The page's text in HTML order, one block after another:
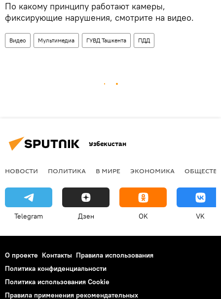
По какому принципу работают камеры,
фиксирующие нарушения, смотрите на видео.
Видео Мультимедиа ГУВД Ташкента ПДД
Узбекистан
НОВОСТИ ПОЛИТИКА В МИРЕ ЭКОНОМИКА
Telegram Дзен OK VK
О проекте Контакты Правила использования
Политика конфиденциальности
Политика использования Cookie
Правила применения рекомендательных